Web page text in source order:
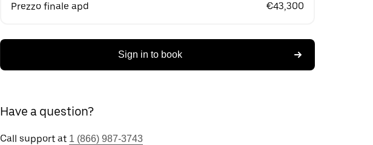
Prezzo finale apd €43,300
Sign in to book
Have a question?
Call support at 1 (866) 987-3743